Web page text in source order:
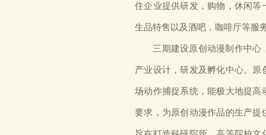
住企业提供研发，购物，休闲
生品特售以及酒吧，咖啡厅等服
三期建设原创动漫制作中心，
产业设计，研发及孵化中心。
场动作捕捉系统，能极大地提
要求，为原创动漫作品的生产